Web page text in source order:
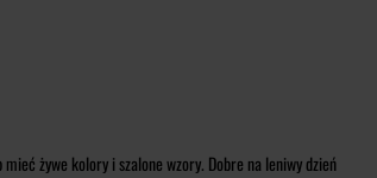
żywe kolory i szalone wzory. Dobre na leniwy dzień